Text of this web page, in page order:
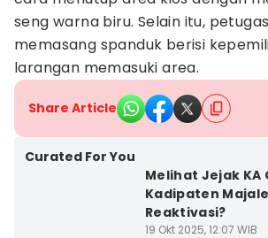
seng warna biru. Selain itu,
memasang spanduk berisi
larangan memasuki area.
Share Article
Curated For You
Melihat Jejak KA
Kadipaten
Reaktivasi?
19 Okt 2025, 12:07 WIB